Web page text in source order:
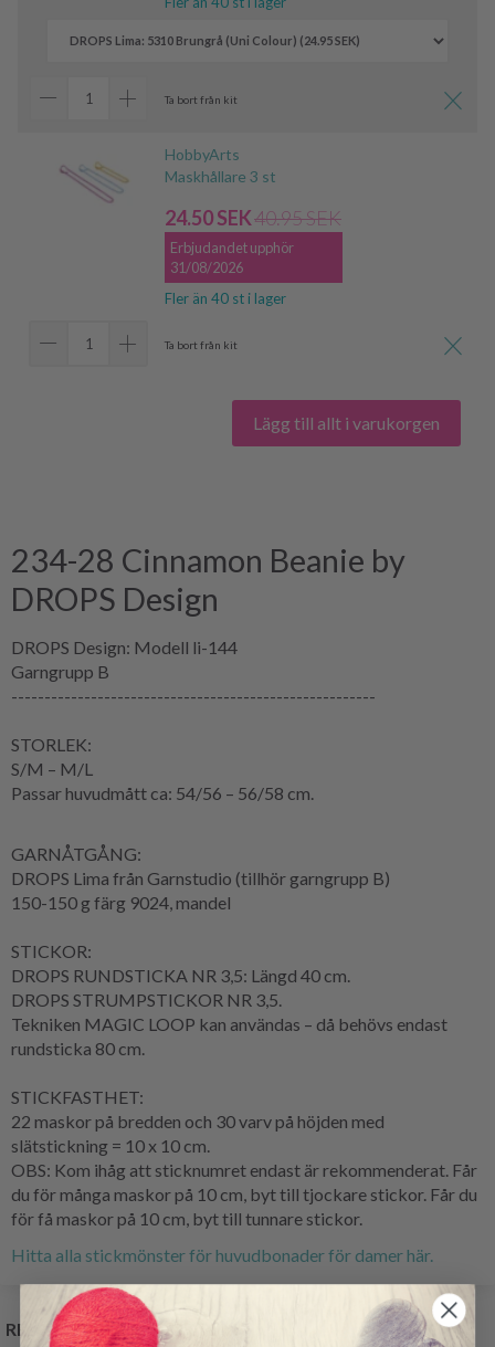
Ta bort från kit
HobbyArts
Maskhållare 3 st
24.50 SEK40.95 SEK
Erbjudandet upphör
31/08/2026
Fler än 40 st i lager
Ta bort från kit
Lägg till allt i varukorgen
234-28 Cinnamon Beanie by
DROPS Design
DROPS Design: Modell li-144
Garngrupp B
-------------------------------------------------------
STORLEK:
S/M – M/L
Passar huvudmått ca: 54/56 – 56/58 cm.
GARNÅTGÅNG:
DROPS Lima från Garnstudio (tillhör garngrupp B)
150-150 g färg 9024, mandel
STICKOR:
DROPS RUNDSTICKA NR 3,5: Längd 40 cm.
DROPS STRUMPSTICKOR NR 3,5.
Tekniken MAGIC LOOP kan användas – då behövs endast
rundsticka 80 cm.
STICKFASTHET:
22 maskor på bredden och 30 varv på höjden med
slätstickning = 10 x 10 cm.
OBS: Kom ihåg att sticknumret endast är rekommenderat. Får
du för många maskor på 10 cm, byt till tjockare stickor. Får du
för få maskor på 10 cm, byt till tunnare stickor.
Hitta alla stickmönster för huvudbonader för damer här.
RELATERADE PRODUKTER